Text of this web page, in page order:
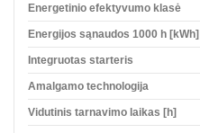
Energetinio efektyvumo klasė
Energijos sąnaudos 1000 h [kWh]
Integruotas starteris
Amalgamo technologija
Vidutinis tarnavimo laikas [h]